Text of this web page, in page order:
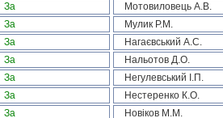
За Мотовиловець А.В.
За Мулик Р.М.
За Нагаєвський А.С.
За Нальотов Д.О.
За Негулевський І.П.
За Нестеренко К.О.
За Новіков М.М.